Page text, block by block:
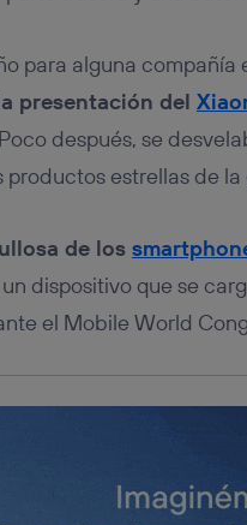
para alguna compañía
presentación del
después, se
productos estrellas de
de los
dispositivo que se
el Mobile World
conexión de banda ancha
de las actividades de
consentimiento.
la navegación del usuario
web o visitando el
consulta la política